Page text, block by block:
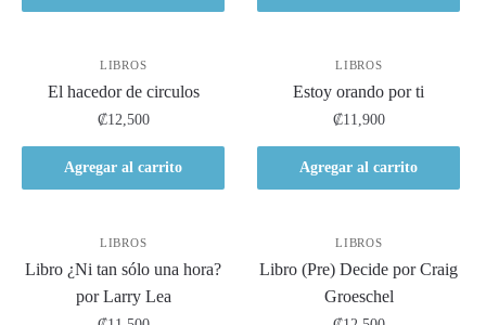
LIBROS
El hacedor de circulos
₡12,500
Agregar al carrito
LIBROS
Estoy orando por ti
₡11,900
Agregar al carrito
LIBROS
Libro ¿Ni tan sólo una hora?
por Larry Lea
LIBROS
Libro (Pre) Decide por Craig
Groeschel